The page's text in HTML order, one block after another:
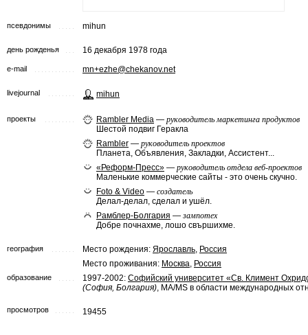
псевдонимы mihun
день рожденья 16 декабря 1978 года
e-mail mn+ezhe@chekanov.net
livejournal mihun
проекты Rambler Media — руководитель маркетинга продуктов
Шестой подвиг Геракла
Rambler — руководитель проектов
Планета, Объявления, Закладки, Ассистент...
«Реформ-Пресс» — руководитель отдела веб-проектов
Маленькие коммерческие сайты - это очень скучно.
Foto & Video — создатель
Делал-делал, сделал и ушёл.
Рамблер-Болгария — зампотех
Добре почнахме, лошо свършихме.
география Место рождения: Ярославль, Россия
Место проживания: Москва, Россия
образование 1997-2002: Софийский университет «Св. Климент
(София, Болгария), MA/MS в области международных
просмотров 19455